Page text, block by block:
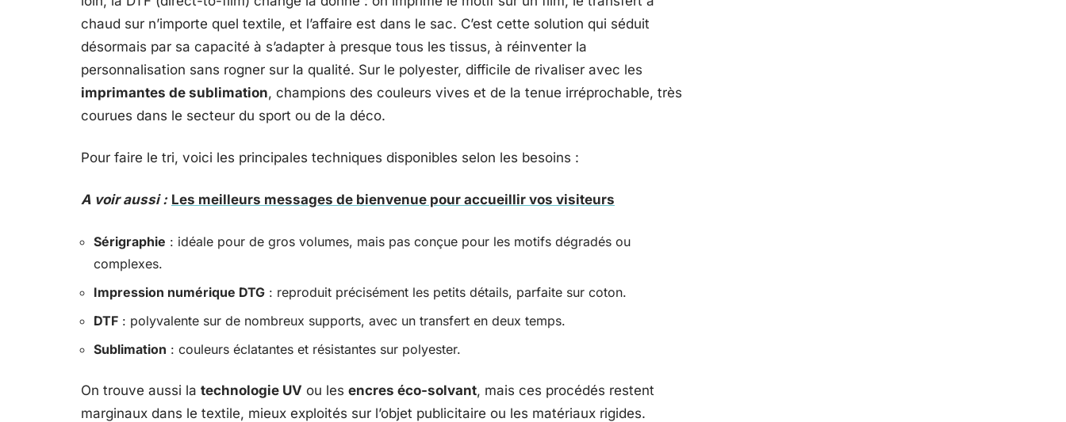
chaud sur n’importe quel textile, et l’affaire est dans le sac. C’est cette solution qui séduit
désormais par sa capacité à s’adapter à presque tous les tissus, à réinventer la
personnalisation sans rogner sur la qualité. Sur le polyester, difficile de rivaliser avec les
imprimantes de sublimation, champions des couleurs vives et de la tenue irréprochable, très
courues dans le secteur du sport ou de la déco.
Pour faire le tri, voici les principales techniques disponibles selon les besoins :
A voir aussi : Les meilleurs messages de bienvenue pour accueillir vos visiteurs
Sérigraphie : idéale pour de gros volumes, mais pas conçue pour les motifs dégradés ou
complexes.
Impression numérique DTG : reproduit précisément les petits détails, parfaite sur coton.
DTF : polyvalente sur de nombreux supports, avec un transfert en deux temps.
Sublimation : couleurs éclatantes et résistantes sur polyester.
On trouve aussi la technologie UV ou les encres éco-solvant, mais ces procédés restent
marginaux dans le textile, mieux exploités sur l’objet publicitaire ou les matériaux rigides.